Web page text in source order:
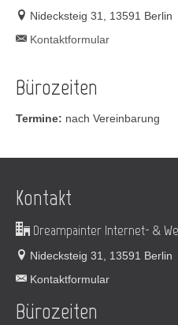
Nidecksteig 31, 13591 Berlin
Kontaktformular
Bürozeiten
Termine: nach Vereinbarung
Kontakt
Dreampainter Internet- &
Nidecksteig 31, 13591 Berlin
Kontaktformular
Bürozeiten